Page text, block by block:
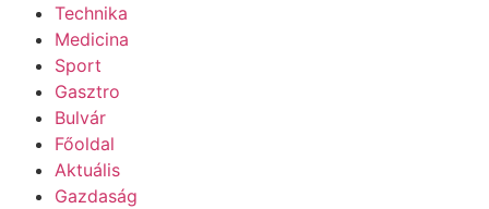
Technika
Medicina
Sport
Gasztro
Bulvár
Főoldal
Aktuális
Gazdaság